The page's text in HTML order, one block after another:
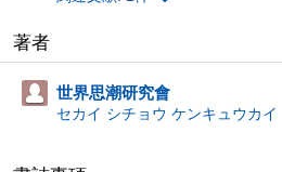
著者
世界思潮研究會
セカイ シチョウ ケンキュウカイ